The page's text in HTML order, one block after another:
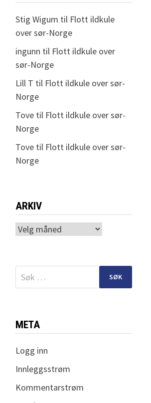
Neste
innlegg:
Stig Wigum til Flott ildkule
over sør-Norge
ingunn til Flott ildkule over
sør-Norge
Lill T til Flott ildkule over sør-
Norge
Tove til Flott ildkule over sør-
Norge
Tove til Flott ildkule over sør-
Norge
ARKIV
Arkiv
Søk
etter:
META
Logg inn
Innleggsstrøm
Kommentarstrøm